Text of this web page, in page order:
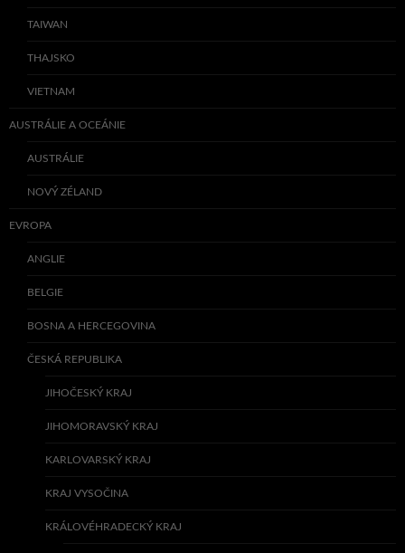
TAIWAN
THAJSKO
VIETNAM
AUSTRÁLIE A OCEÁNIE
AUSTRÁLIE
NOVÝ ZÉLAND
EVROPA
ANGLIE
BELGIE
BOSNA A HERCEGOVINA
ČESKÁ REPUBLIKA
JIHOČESKÝ KRAJ
JIHOMORAVSKÝ KRAJ
KARLOVARSKÝ KRAJ
KRAJ VYSOČINA
KRÁLOVÉHRADECKÝ KRAJ